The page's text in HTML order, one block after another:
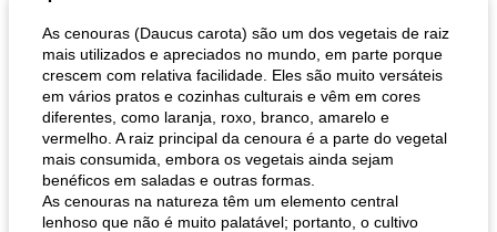
As cenouras (Daucus carota) são um dos vegetais de raiz
mais utilizados e apreciados no mundo, em parte porque
crescem com relativa facilidade. Eles são muito versáteis
em vários pratos e cozinhas culturais e vêm em cores
diferentes, como laranja, roxo, branco, amarelo e
vermelho. A raiz principal da cenoura é a parte do vegetal
mais consumida, embora os vegetais ainda sejam
benéficos em saladas e outras formas.
As cenouras na natureza têm um elemento central
lenhoso que não é muito palatável; portanto, o cultivo